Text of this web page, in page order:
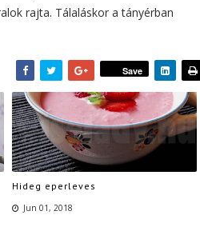
rajta. Tálaláskor a tányérban
Save
Hideg eperleves
Jun 01, 2018